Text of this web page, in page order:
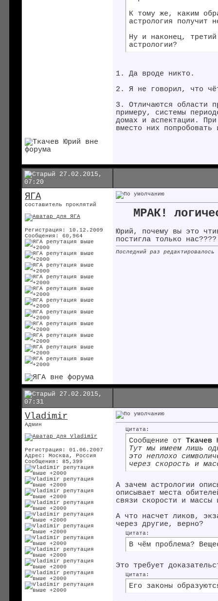
К тому же, каким
астрология получит
Ну и наконец,
астрологии?
1. Да вроде никто.
2. Я не говорил, что
3. Отличаются области
примеру, системы
домах и аспектации.
вместо них
27.02.2015,
07:20
ЯГА
составитель проклятий
Регистрация: 10.12.2009
Сообщения: 60,964
МРАК!
Юрий, почему вы это
постигла только нас????
Последний раз
27.02.2015,
07:31
Vladimir
Админ
Регистрация: 01.06.2007
Адрес: Москва, Россия
Сообщения: 85,399
Цитата:
Сообщение от Ткачев
Тут мы имеем лишь
это неплохо
через скорость и
А зачем астрологии
описывает места
связи скорости и массы
А что насчет ликов,
через другие, верно?
Цитата:
В чём проблема?
Это требует
Цитата:
Его законы